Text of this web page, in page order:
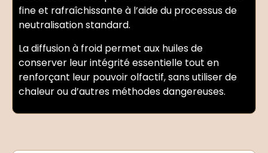
fine et rafraîchissante à l’aide du processus de
neutralisation standard.
La diffusion à froid permet aux huiles de
conserver leur intégrité essentielle tout en
renforçant leur pouvoir olfactif, sans utiliser de
chaleur ou d’autres méthodes dangereuses.